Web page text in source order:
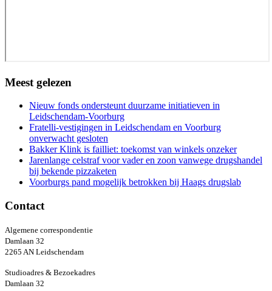
Meest gelezen
Nieuw fonds ondersteunt duurzame initiatieven in
Leidschendam-Voorburg
Fratelli-vestigingen in Leidschendam en Voorburg
onverwacht gesloten
Bakker Klink is failliet: toekomst van winkels onzeker
Jarenlange celstraf voor vader en zoon vanwege drugshandel
bij bekende pizzaketen
Voorburgs pand mogelijk betrokken bij Haags drugslab
Contact
Algemene correspondentie
Damlaan 32
2265 AN Leidschendam
Studioadres & Bezoekadres
Damlaan 32